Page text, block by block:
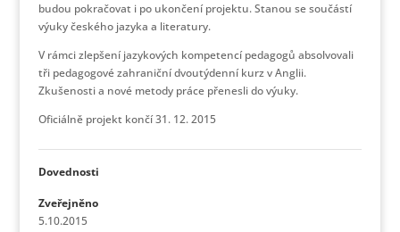
budou pokračovat i po ukončení projektu. Stanou se součástí
výuky českého jazyka a literatury.
V rámci zlepšení jazykových kompetencí pedagogů absolvovali
tři pedagogové zahraniční dvoutýdenní kurz v Anglii.
Zkušenosti a nové metody práce přenesli do výuky.
Oficiálně projekt končí 31. 12. 2015
Dovednosti
Zveřejněno
5.10.2015